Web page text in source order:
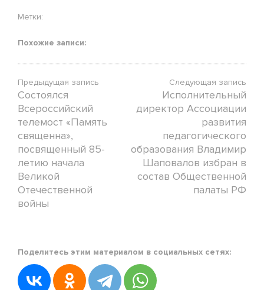
Метки:
Похожие записи:
Предыдущая запись
Состоялся
Всероссийский
телемост «Память
священна»,
посвященный 85-
летию начала
Великой
Отечественной
войны
Следующая запись
Исполнительный
директор Ассоциации
развития
педагогического
образования Владимир
Шаповалов избран в
состав Общественной
палаты РФ
in
Новости
АРПО
Поделитесь этим материалом в социальных сетях: